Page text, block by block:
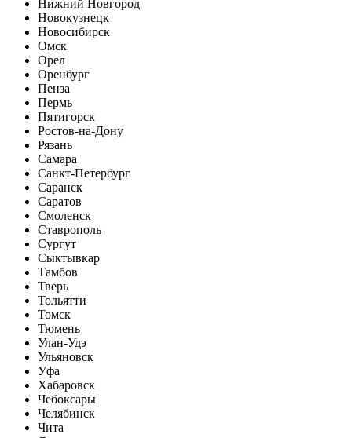
Нижний Новгород
Новокузнецк
Новосибирск
Омск
Орел
Оренбург
Пенза
Пермь
Пятигорск
Ростов-на-Дону
Рязань
Самара
Санкт-Петербург
Саранск
Саратов
Смоленск
Ставрополь
Сургут
Сыктывкар
Тамбов
Тверь
Тольятти
Томск
Тюмень
Улан-Удэ
Ульяновск
Уфа
Хабаровск
Чебоксары
Челябинск
Чита